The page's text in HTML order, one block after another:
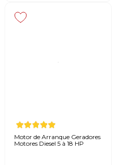
Motor de Arranque Geradores
Motores Diesel 5 à 18 HP